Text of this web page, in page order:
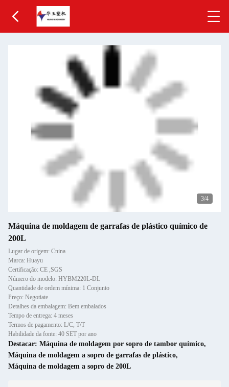
3/4
Máquina de moldagem de garrafas de plástico químico de
200L
Lugar de origem: Cnina
Marca: Huayu
Certificação: CE ,SGS
Número do modelo: HYBM220L-DL
Quantidade de ordem mínima: 1 Conjunto
Preço: Negotiate
Detalhes da embalagem: Bem embalados
Tempo de entrega: 4 meses
Termos de pagamento: L/C, T/T
Habilidade da fonte: 40 SET por ano
Destacar: Máquina de moldagem por sopro de tambor químico,
Máquina de moldagem a sopro de garrafas de plástico,
Máquina de moldagem a sopro de 200L